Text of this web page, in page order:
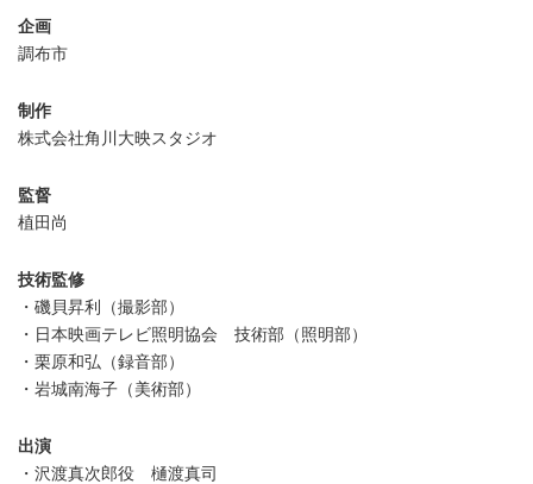
企画
調布市
制作
株式会社角川大映スタジオ
監督
植田尚
技術監修
・磯貝昇利（撮影部）
・日本映画テレビ照明協会 技術部（照明部）
・栗原和弘（録音部）
・岩城南海子（美術部）
出演
・沢渡真次郎役 樋渡真司